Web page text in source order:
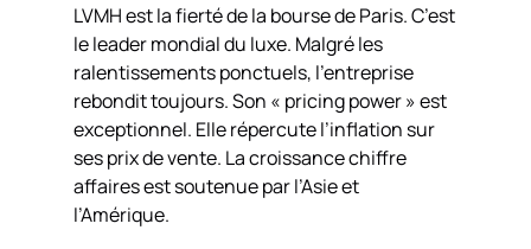
LVMH est la fierté de la bourse de Paris. C’est
le leader mondial du luxe. Malgré les
ralentissements ponctuels, l’entreprise
rebondit toujours. Son « pricing power » est
exceptionnel. Elle répercute l’inflation sur
ses prix de vente. La croissance chiffre
affaires est soutenue par l’Asie et
l’Amérique.